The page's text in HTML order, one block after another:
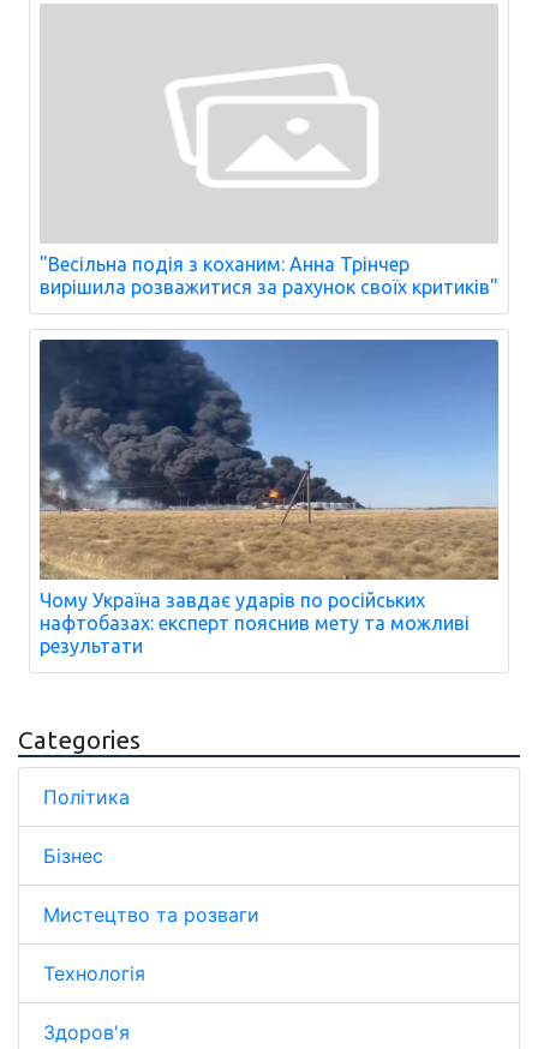
"Весільна подія з коханим: Анна Трінчер
вирішила розважитися за рахунок своїх критиків"
Чому Україна завдає ударів по російських
нафтобазах: експерт пояснив мету та можливі
результати
Categories
Політика
Бізнес
Мистецтво та розваги
Технологія
Здоров'я